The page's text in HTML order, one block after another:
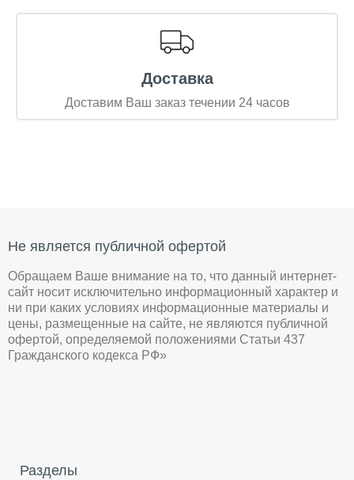
Доставка
Доставим Ваш заказ течении 24 часов
Не является публичной офертой
Обращаем Ваше внимание на то, что данный интернет-
сайт носит исключительно информационный характер и
ни при каких условиях информационные материалы и
цены, размещенные на сайте, не являются публичной
офертой, определяемой положениями Статьи 437
Гражданского кодекса РФ»
Разделы